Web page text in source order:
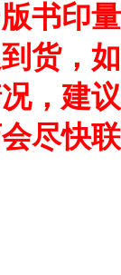
书印
货，
，建
尽快